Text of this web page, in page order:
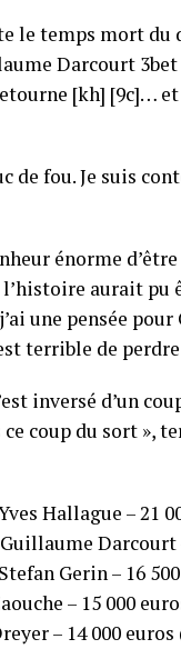
le temps mort du
Darcourt 3bet
[kh] [9c]…
de fou. Je suis
énorme
aurait pu
une pensée
terrible de
inversé d’un
coup du sort »,
Hallague – 21
Darcourt
Gerin – 16
– 15 000
– 14 000